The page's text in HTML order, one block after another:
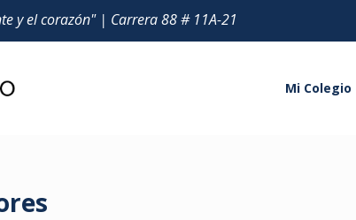
y el corazón" | Carrera 88 # 11A-21
Mi Colegio